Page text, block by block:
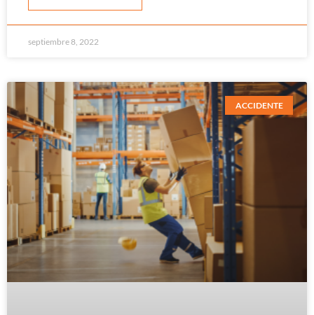
septiembre 8, 2022
ACCIDENTE